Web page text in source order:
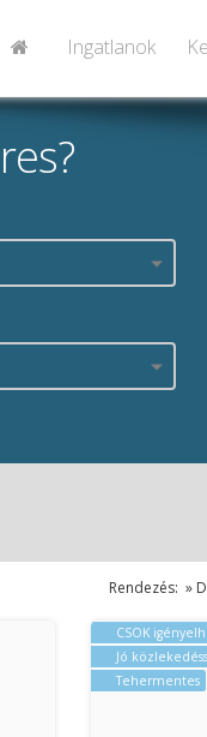
Ingatlanok
Rendezés: »
CSOK
Jó
Tehermentes